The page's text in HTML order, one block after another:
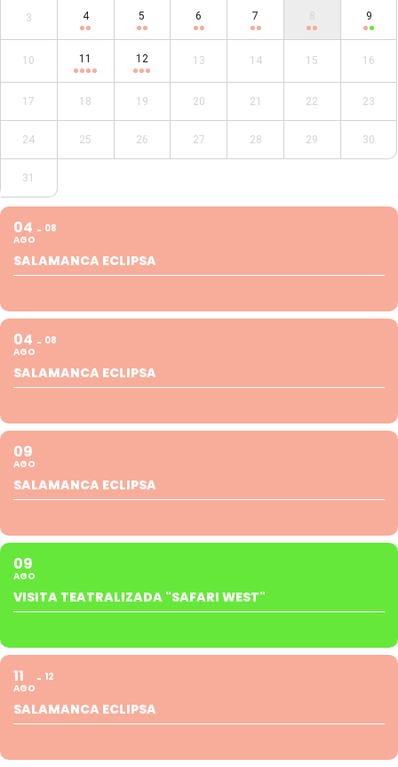
3 4 5 6 7 8 9
10 11 12 13 14 15 16
17 18 19 20 21 22 23
24 25 26 27 28 29 30
31
04
AGO
08
SALAMANCA ECLIPSA
04
AGO
08
SALAMANCA ECLIPSA
09
AGO
SALAMANCA ECLIPSA
09
AGO
VISITA TEATRALIZADA "SAFARI WEST"
11
AGO
12
SALAMANCA ECLIPSA